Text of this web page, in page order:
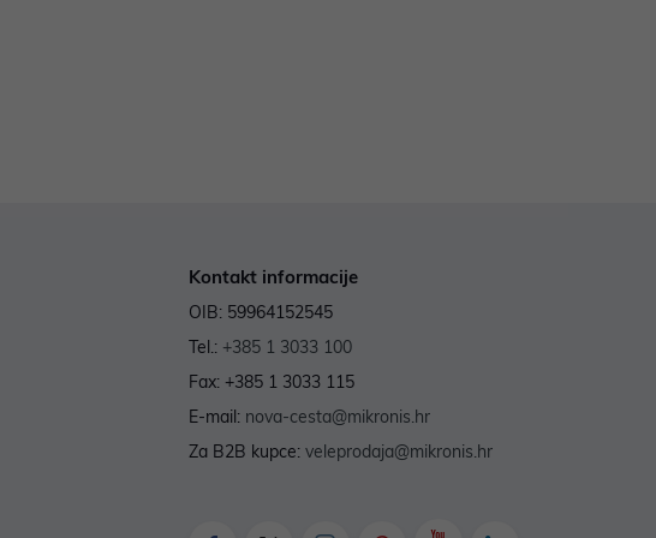
Kontakt informacije
OIB: 59964152545
Tel.: +385 1 3033 100
Fax: +385 1 3033 115
E-mail: nova-cesta@mikronis.hr
Za B2B kupce: veleprodaja@mikronis.hr